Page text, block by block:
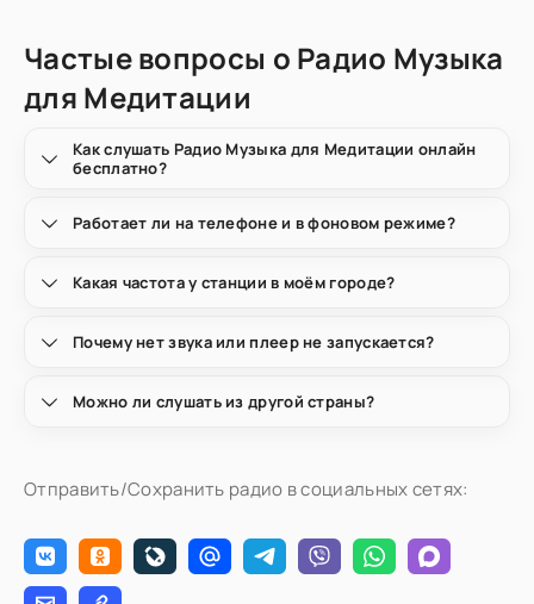
Частые вопросы о Радио Музыка
для Медитации
Как слушать Радио Музыка для Медитации онлайн
бесплатно?
Работает ли на телефоне и в фоновом режиме?
Какая частота у станции в моём городе?
Почему нет звука или плеер не запускается?
Можно ли слушать из другой страны?
Отправить/Сохранить радио в социальных сетях: